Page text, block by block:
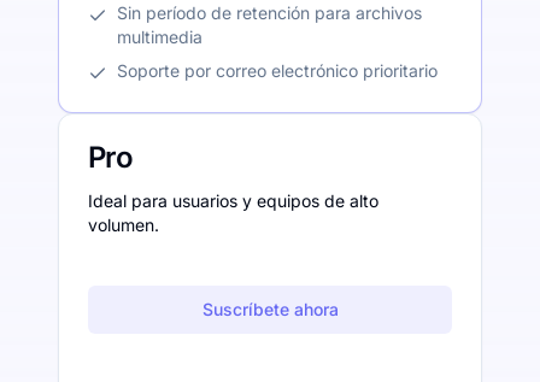
Sin período de retención para archivos
multimedia
Soporte por correo electrónico prioritario
Pro
Ideal para usuarios y equipos de alto
volumen.
Suscríbete ahora